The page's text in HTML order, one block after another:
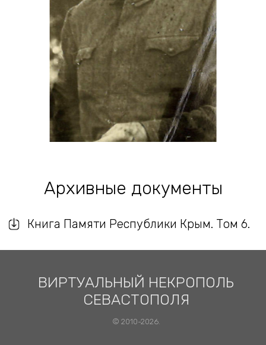
Архивные документы
Книга Памяти Республики Крым. Том 6.
ВИРТУАЛЬНЫЙ НЕКРОПОЛЬ
СЕВАСТОПОЛЯ
© 2010-2026.